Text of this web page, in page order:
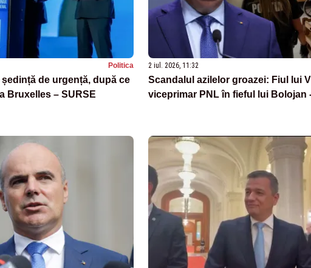
Politica
de urgență, după ce
Bruxelles – SURSE
2 iul. 2026, 11:32
Scandalul azilelor groazei: Fiul lui
viceprimar PNL în fieful lui Bolojan